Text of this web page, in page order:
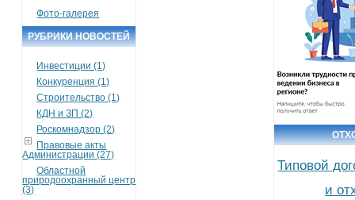
Фото-галерея
РУБРИКИ НОВОСТЕЙ
Инвестиции (1)
Конкуренция (1)
Строительство (1)
КДН и ЗП (2)
Роскомнадзор (2)
Правовые акты
Администрации (27)
Областной
природоохранный центр
(3)
Типовой
и